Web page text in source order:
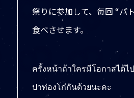
祭りに参加して、毎回 “パ
食べさせます。
ครั้งหน้าถ้าใครมีโอกาสได้ไ
ปาท่องโก๋กันด้วยนะคะ